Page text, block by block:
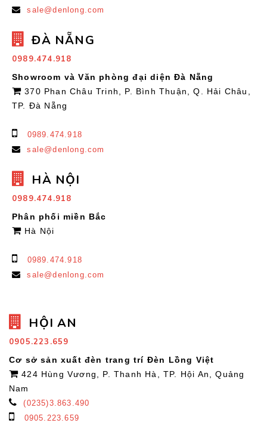
sale@denlong.com
ĐÀ NẴNG
0989.474.918
Showroom và Văn phòng đại diện Đà Nẵng
370 Phan Châu Trinh, P. Bình Thuận, Q. Hải Châu,
TP. Đà Nẵng
0989.474.918
sale@denlong.com
HÀ NỘI
0989.474.918
Phân phối miền Bắc
Hà Nội
0989.474.918
sale@denlong.com
HỘI AN
0905.223.659
Cơ sở sản xuất đèn trang trí Đèn Lồng Việt
424 Hùng Vương, P. Thanh Hà, TP. Hội An, Quảng
Nam
(0235)3.863.490
0905.223.659